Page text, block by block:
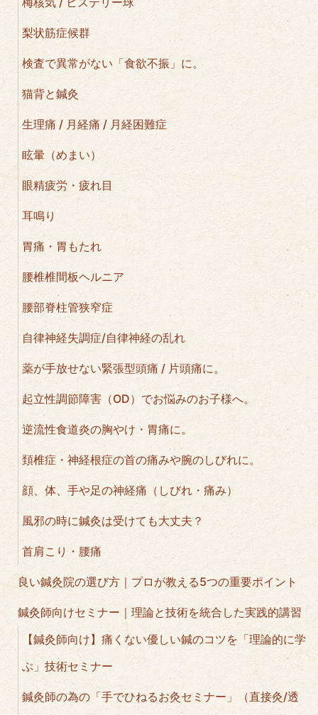
梨状筋症候群
検査で異常がない「食欲不振」に。
猫背と鍼灸
生理痛 / 月経痛 / 月経困難症
眩暈（めまい）
眼精疲労・疲れ目
耳鳴り
胃痛・胃もたれ
腰椎椎間板ヘルニア
腰部脊柱管狭窄症
自律神経失調症/自律神経の乱れ
薬が手放せない緊張型頭痛 / 片頭痛に。
起立性調節障害（OD）でお悩みのお子様へ。
逆流性食道炎の胸やけ・胃痛に。
頚椎症・神経根症の首の痛みや腕のしびれに。
顔、体、手や足の神経痛（しびれ・痛み）
風邪の時に鍼灸は受けても大丈夫？
首肩こり・腰痛
良い鍼灸院の選び方｜プロが教える5つの重要ポイント
鍼灸師向けセミナー｜理論と技術を統合した実践的講習
【鍼灸師向け】痛くない優しい鍼のコツを「理論的に学
ぶ」技術セミナー
鍼灸師の為の「手でひねるお灸セミナー」（直接灸/透